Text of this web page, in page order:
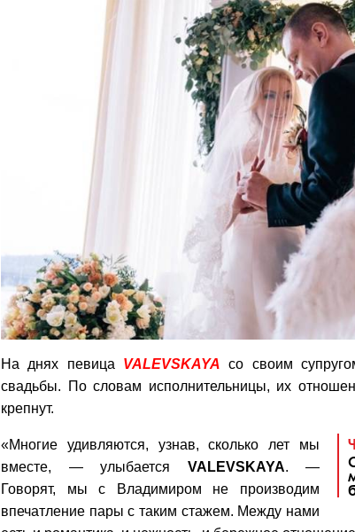
На днях певица VALEVSKAYA
со своим
свадьбы. По словам исполнительницы, их
крепнут.
«Многие удивляются, узнав, сколько лет мы
вместе, — улыбается VALEVSKAYA. —
Говорят, мы с Владимиром не производим
впечатление пары с таким стажем. Между нами